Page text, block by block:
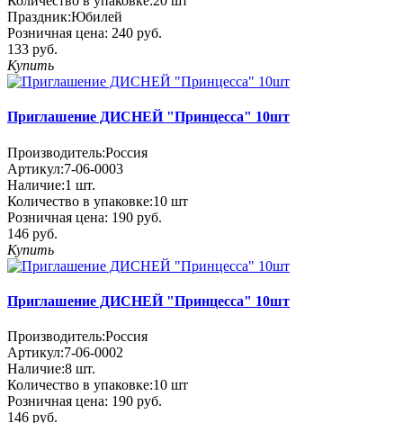
Праздник:Юбилей
Розничная цена: 240 руб.
133 руб.
Купить
Приглашение ДИСНЕЙ "Принцесса" 10шт
Производитель:Россия
Артикул:7-06-0003
Наличие:1 шт.
Количество в упаковке:10 шт
Розничная цена: 190 руб.
146 руб.
Купить
Приглашение ДИСНЕЙ "Принцесса" 10шт
Производитель:Россия
Артикул:7-06-0002
Наличие:8 шт.
Количество в упаковке:10 шт
Розничная цена: 190 руб.
146 руб.